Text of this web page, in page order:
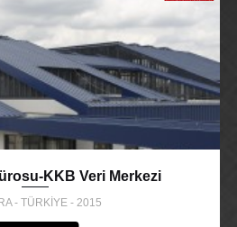
KKB Veri Merkezi
- TÜRKİYE - 2015